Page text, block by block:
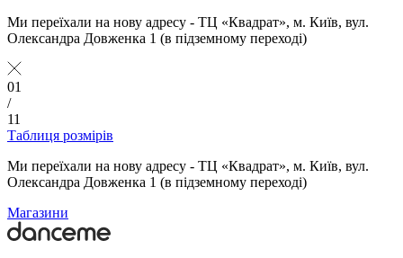
Ми переїхали на нову адресу - ТЦ «Квадрат», м. Київ, вул.
Олександра Довженка 1 (в підземному переході)
01
/
11
Таблиця розмірів
Ми переїхали на нову адресу - ТЦ «Квадрат», м. Київ, вул.
Олександра Довженка 1 (в підземному переході)
Магазини